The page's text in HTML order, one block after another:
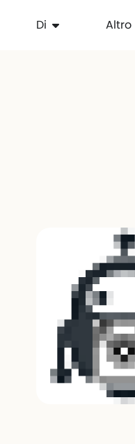
Di Altro